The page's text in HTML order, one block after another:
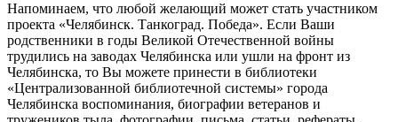
Напоминаем, что любой желающий может стать участником
проекта «Челябинск. Танкоград. Победа». Если Ваши
родственники в годы Великой Отечественной войны
трудились на заводах Челябинска или ушли на фронт из
Челябинска, то Вы можете принести в библиотеки
«Централизованной библиотечной системы» города
Челябинска воспоминания, биографии ветеранов и